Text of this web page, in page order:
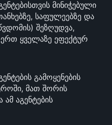
მინიჭებული
საფულეებზე და
შეზღუდვა,
ერთ ყველაზე ეფექტურ
გამოყენების
მათ შორის
აგენტების